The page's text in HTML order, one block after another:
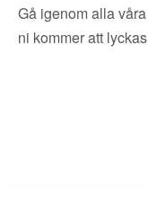
Gå igenom alla
ni kommer att